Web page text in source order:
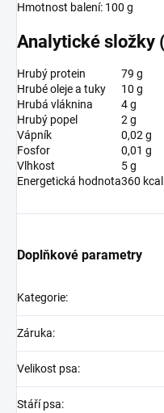
Hmotnost balení: 100 g
Analytické složky
Hrubý protein
79 g
Hrubé oleje a tuky
10 g
Hrubá vláknina
4 g
Hrubý popel
2 g
Vápník
0,02 g
Fosfor
0,01 g
Vlhkost
5 g
Energetická hodnota360 kcal
Doplňkové parametry
Kategorie:
Záruka:
Velikost psa:
Stáří psa: